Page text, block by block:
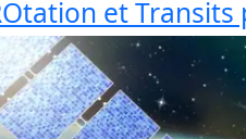
et Transits